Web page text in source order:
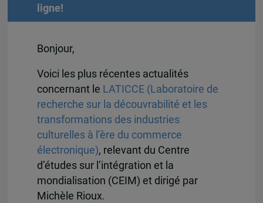
ligne!
Bonjour,
Voici les plus récentes actualités
concernant le LATICCE (Laboratoire de
recherche sur la découvrabilité et les
transformations des industries
culturelles à l’ère du commerce
électronique), relevant du Centre
d’études sur l’intégration et la
mondialisation (CEIM) et dirigé par
Michèle Rioux.